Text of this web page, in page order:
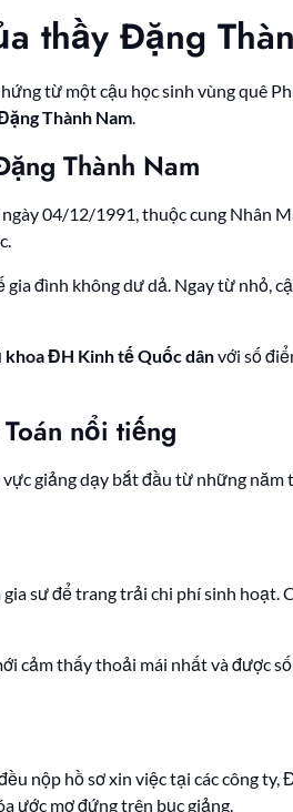
thầy Đặng
từ một cậu học sinh vùng quê
Thành Nam.
Thành Nam
ngày 04/12/1991, thuộc cung Nhân
đình không dư dả. Ngay từ nhỏ,
khoa ĐH Kinh tế Quốc dânvới số
nổi tiếng
giảng dạy bắt đầu từ những năm
sư để trang trải chi phí sinh
cảm thấy thoải mái nhất và được
nộp hồ sơ xin việc tại các công
ước mơ đứng trên bục giảng.